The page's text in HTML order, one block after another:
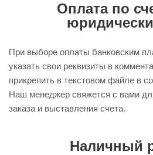
Оплата по
При выборе оплаты банковским
указать свои реквизиты в
прикрепить в текстовом файле в
Наш менеджер свяжется с вами
заказа и выставления счета.
Наличный